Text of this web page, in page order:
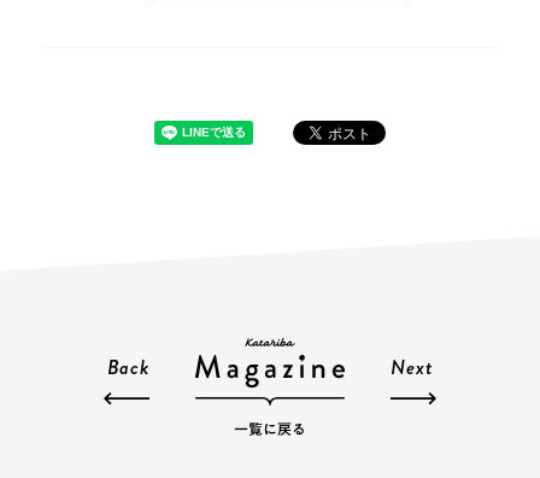
Back
一覧に戻る
Next